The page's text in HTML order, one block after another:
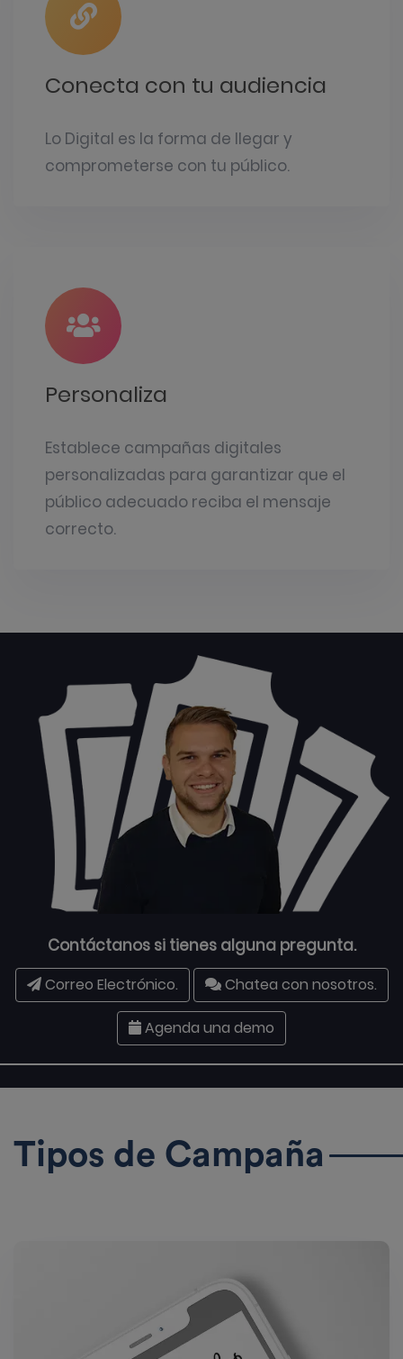
Conecta con tu audiencia
Lo Digital es la forma de llegar y
comprometerse con tu público.
Personaliza
Establece campañas digitales
personalizadas para garantizar que el
público adecuado reciba el mensaje
correcto.
Contáctanos si tienes alguna pregunta.
Correo Electrónico. Chatea con nosotros.
Agenda una demo
Tipos de Campaña